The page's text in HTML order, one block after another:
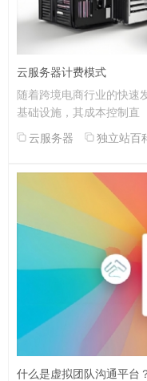
云服务器计费模式
随着跨境电商行业的快速
基础设施，其成本控制直
云服务器
独立站百
什么是虚拟团队沟通平台